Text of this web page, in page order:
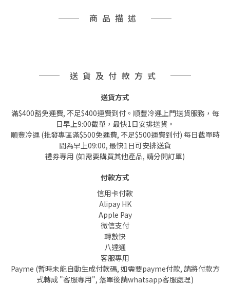
商品描述
送貨及付款方式
送貨方式
滿$400豁免運費, 不足$400運費到付。順豐冷運上門送貨服務，每
日早上9:00截單，最快1日安排送貨。
順豐冷運 (批發專區滿$500免運費, 不足$500運費到付) 每日截單時
間為早上09:00, 最快1日可安排送貨
禮券專用 (如需要購買其他產品, 請分開訂單)
付款方式
信用卡付款
Alipay HK
Apple Pay
微信支付
轉數快
八達通
客服專用
Payme (暫時未能自動生成付款碼, 如需要payme付款, 請將付款方
式轉成 "客服專用", 落單後請whatsapp客服處理)